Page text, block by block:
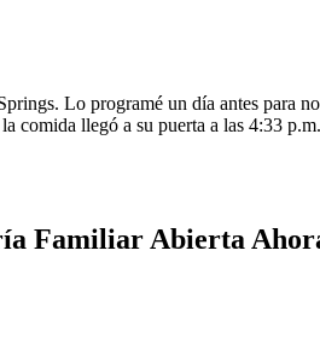
Lo programé un día antes para
comida llegó a su puerta a las 4:33
Familiar Abierta